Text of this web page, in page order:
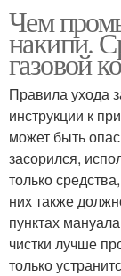
Чем
накипи.
газовой
Правила ухода
инструкции к
может быть
засорился,
только
них также
пунктах
чистки лучше
только